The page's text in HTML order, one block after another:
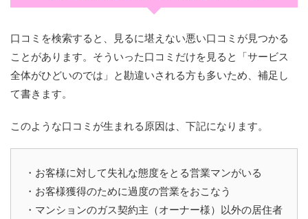
口コミを検索すると、見るに堪えない悪い口コミが見つかる
ことがあります。そういった口コミだけを見ると「サービス
全体がひどいのでは」と勘違いされる方も多いため、補足し
て書きます。
このような口コミが生まれる原因は、下記になります。
・お客様に対して失礼な態度をとる営業マンがいる
・お客様獲得のために過度の営業をおこなう
・マンションのガス契約主（オーナー様）以外の居住者